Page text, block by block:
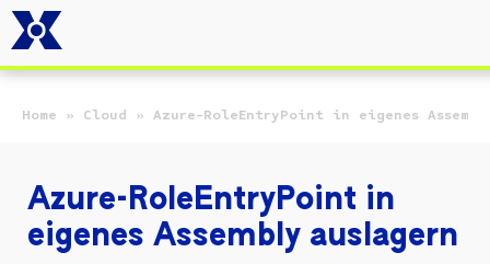
Home » Cloud » Azure-RoleEntryPoint in eigenes
Azure-RoleEntryPoint in
eigenes Assembly auslagern